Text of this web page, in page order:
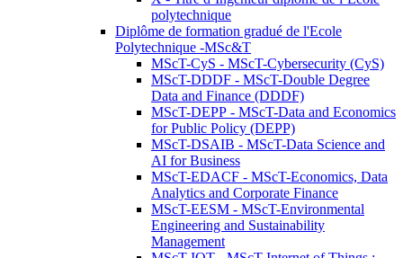
polytechnique
Diplôme de formation gradué de l'Ecole
Polytechnique -MSc&T
MScT-CyS - MScT-Cybersecurity (CyS)
MScT-DDDF - MScT-Double Degree
Data and Finance (DDDF)
MScT-DEPP - MScT-Data and Economics
for Public Policy (DEPP)
MScT-DSAIB - MScT-Data Science and
AI for Business
MScT-EDACF - MScT-Economics, Data
Analytics and Corporate Finance
MScT-EESM - MScT-Environmental
Engineering and Sustainability
Management